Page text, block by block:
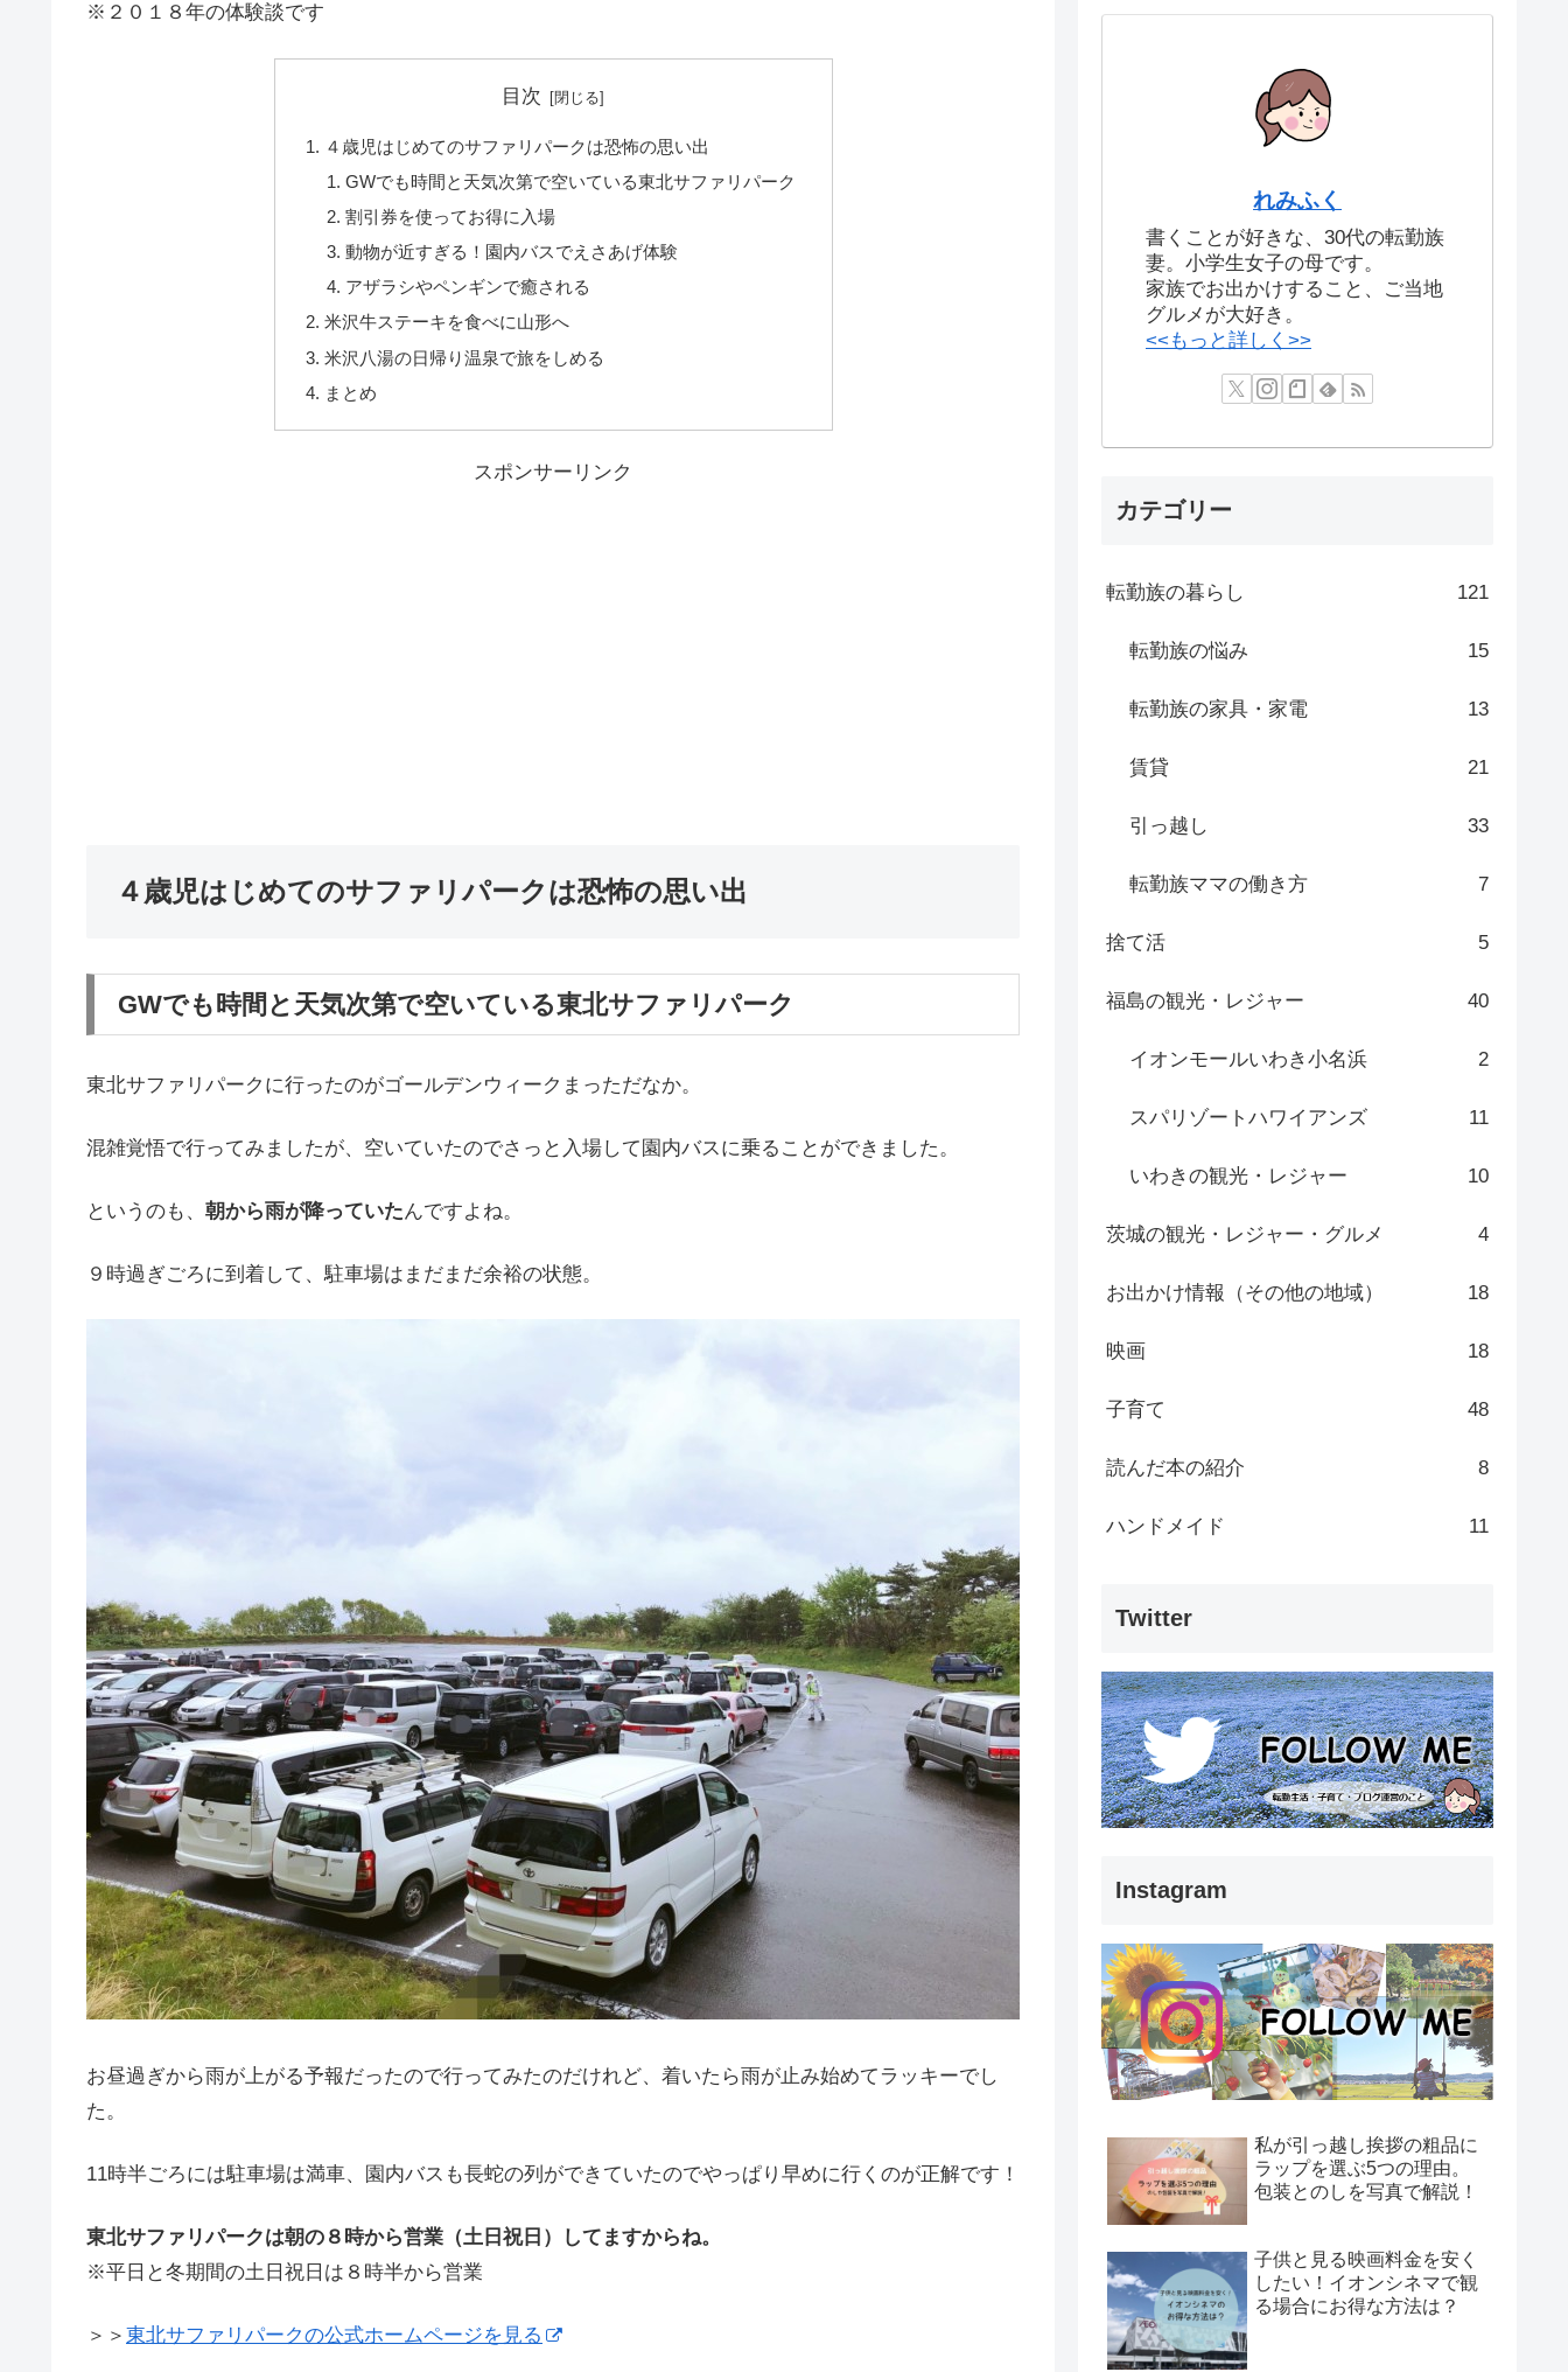
※２０１８年の体験談です
目次
４歳児はじめてのサファリパークは恐怖の思い出
GWでも時間と天気次第で空いている東北サファリパーク
割引券を使ってお得に入場
動物が近すぎる！園内バスでえさあげ体験
アザラシやペンギンで癒される
米沢牛ステーキを食べに山形へ
米沢八湯の日帰り温泉で旅をしめる
まとめ
スポンサーリンク
４歳児はじめてのサファリパークは恐怖の思い出
GWでも時間と天気次第で空いている東北サファリパーク
東北サファリパークに行ったのがゴールデンウィークまっただなか。
混雑覚悟で行ってみましたが、空いていたのでさっと入場して園内バスに乗ることができました。
というのも、 朝から雨が降っていたんですよね。
９時過ぎごろに到着して、駐車場はまだまだ余裕の状態。
お昼過ぎから雨が上がる予報だったので行ってみたのだけれど、着いたら雨が止み始めてラッキーでし
た。
11時半ごろには駐車場は満車、園内バスも長蛇の列ができていたのでやっぱり早めに行くのが正解です！
東北サファリパークは朝の８時から営業（土日祝日）してますからね。
※平日と冬期間の土日祝日は８時半から営業
＞＞ 東北サファリパークの公式ホームページを見る
れみふく
書くことが好きな、30代の転勤族
妻。小学生女子の母です。
家族でお出かけすること、ご当地
グルメが大好き。
<<もっと詳しく>>
カテゴリー
転勤族の暮らし 121
転勤族の悩み 15
転勤族の家具・家電 13
賃貸 21
引っ越し 33
転勤族ママの働き方 7
捨て活 5
福島の観光・レジャー 40
イオンモールいわき小名浜 2
スパリゾートハワイアンズ 11
いわきの観光・レジャー 10
茨城の観光・レジャー・グルメ 4
お出かけ情報（その他の地域） 18
映画 18
子育て 48
読んだ本の紹介 8
ハンドメイド 11
Twitter
Instagram
私が引っ越し挨拶の粗品に
ラップを選ぶ5つの理由。
包装とのしを写真で解説！
子供と見る映画料金を安く
したい！イオンシネマで観
る場合にお得な方法は？